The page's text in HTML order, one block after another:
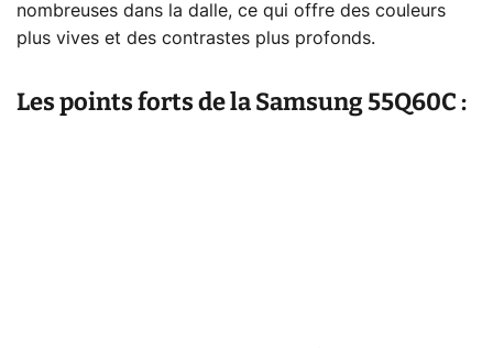
nombreuses dans la dalle, ce qui offre des couleurs
plus vives et des contrastes plus profonds.
Les points forts de la Samsung 55Q60C :